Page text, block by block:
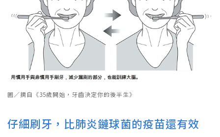
圖／摘自《35歲開始，牙齒決定你的後半生》
仔細刷牙，比肺炎鏈球菌的疫苗還有效